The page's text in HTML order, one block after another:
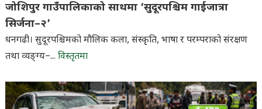
जोशिपुर गाउँपालिकाको साथमा ‘सुदूरपश्चिम गाईजात्रा
सिर्जना–२’
धनगढी। सुदूरपश्चिमको मौलिक कला, संस्कृति, भाषा र परम्पराको संरक्षण
तथा व्यङ्ग्य–... विस्तृतमा